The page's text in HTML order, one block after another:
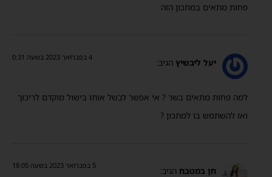
פחות מתאים במתכון הזה
יעל ליבשיץ הגיב:
4 בפברואר 2023 בשעה 0:31
למה פחות מתאים בשר ? אי אפשר לבשל אותו בישול מוקדם לריכוך
ואז להשתמש בו למתכון ?
חן במטבח הגיב:
5 בפברואר 2023 בשעה 18:05